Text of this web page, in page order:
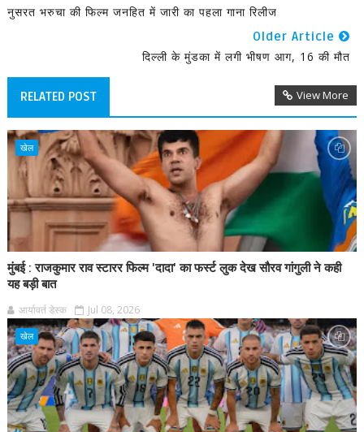
नुसरत भरुचा की फिल्म जनहित में जारी का पहला गाना रिलीज
Older Article
दिल्ली के मुंडका में लगी भीषण आग, 16 की मौत
RELATED POST View More
खेल
मुंबई : राजकुमार राव स्टारर फिल्म 'दादा' का फर्स्ट लुक देख सौरव गांगुली ने कही
यह बड़ी बात
आर्यावर्त डेस्क Jul 08, 2026
खेल